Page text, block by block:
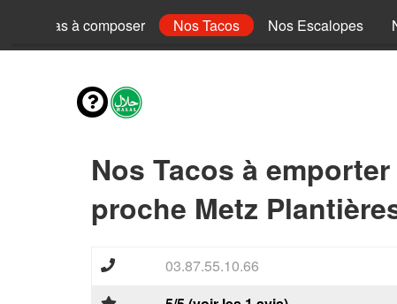
Pizzas à composer Nos Tacos Nos Escalopes
Nos Tacos à emporter
proche Metz
03.87.55.10.66